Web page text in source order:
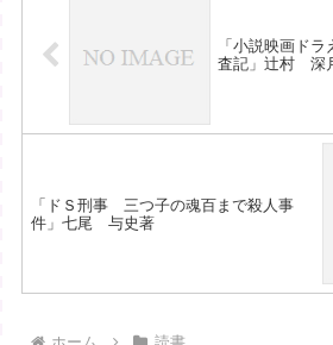
「小説映画ド
査記」辻村 深
「ドＳ刑事 三つ子の魂百まで殺人事
件」七尾 与史著